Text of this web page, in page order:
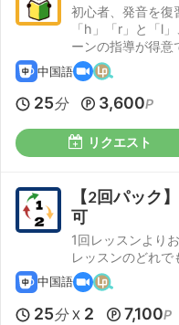
初心者、発音を復
「h」「r」と「l
ーンの指導が得
中国語
25分 3,600P
リクエスト
【2回パック
可
1回レッスンより
レッスンのどれで
中国語
25分 X 2 7,100P